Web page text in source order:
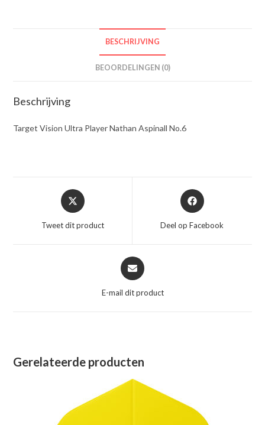
BESCHRIJVING
BEOORDELINGEN (0)
Beschrijving
Target Vision Ultra Player Nathan Aspinall No.6
Opent
in
nieuw
Tweet dit product
Opent
in
nieuw
Deel op Facebook
Opent
in
nieuw
E-mail dit product
Gerelateerde producten